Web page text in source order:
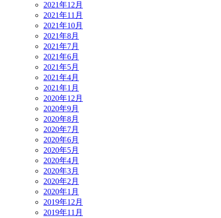
2021年12月
2021年11月
2021年10月
2021年8月
2021年7月
2021年6月
2021年5月
2021年4月
2021年1月
2020年12月
2020年9月
2020年8月
2020年7月
2020年6月
2020年5月
2020年4月
2020年3月
2020年2月
2020年1月
2019年12月
2019年11月